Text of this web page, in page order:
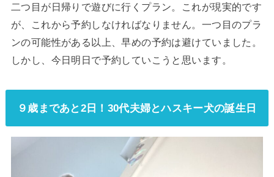
二つ目が日帰りで遊びに行くプラン。これが現実的です
が、これから予約しなければなりません。一つ目のプラ
ンの可能性がある以上、早めの予約は避けていました。
しかし、今日明日で予約していこうと思います。
９歳まであと2日！30代夫婦とハスキー犬の誕生日